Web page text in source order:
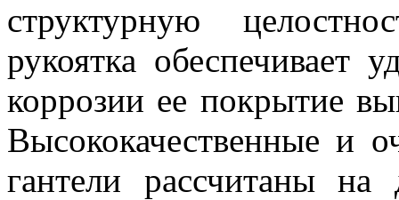
структурную
рукоятка обеспечивает
коррозии ее покрытие
Высококачественные и
гантели рассчитаны